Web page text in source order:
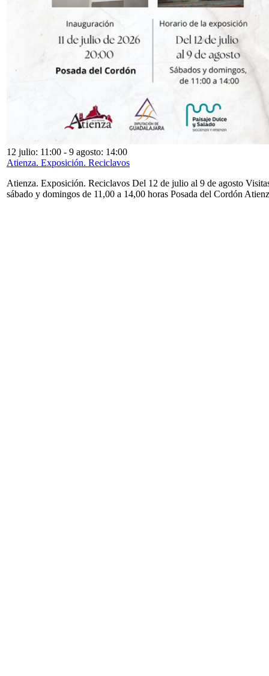
12 julio: 11:00 - 9 agosto: 14:00
Atienza. Exposición. Reciclavos
Atienza. Exposición. Reciclavos Del 12 de julio al 9 de agosto
sábado y domingos de 11,00 a 14,00 horas Posada del Cordón